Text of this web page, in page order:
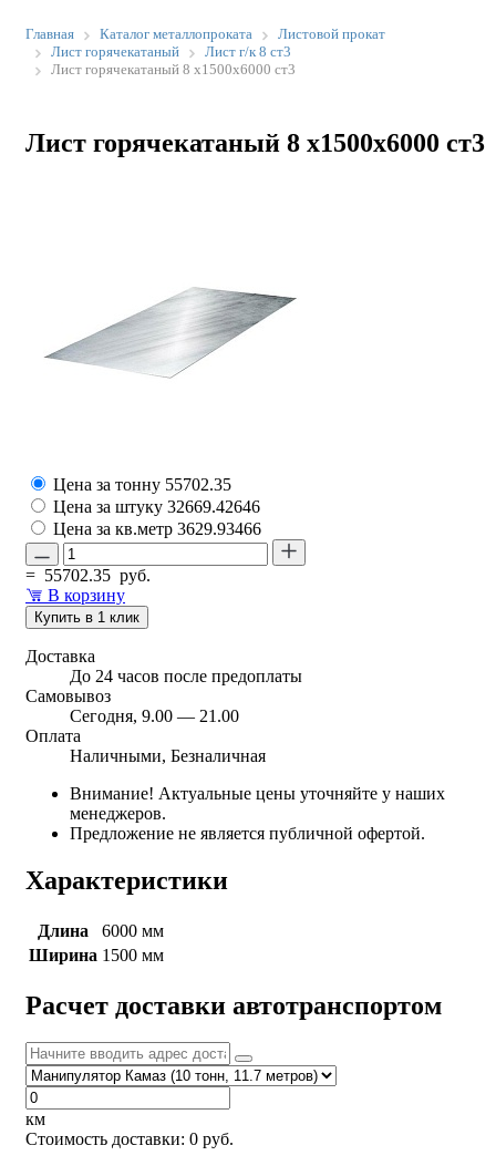
Главная Каталог металлопроката
Листовой прокат
Лист горячекатаный
Лист г/к 8 ст3
Лист горячекатаный 8 х1500х6000 ст3
Лист горячекатаный 8 х1500х6000 ст3
Цена за тонну 55702.35
Цена за штуку 32669.42646
Цена за кв.метр 3629.93466
= 55702.35 руб.
В корзину
Купить в 1 клик
Доставка
До 24 часов после предоплаты
Самовывоз
Сегодня, 9.00 — 21.00
Оплата
Наличными, Безналичная
Внимание! Актуальные цены уточняйте у наших
менеджеров.
Предложение не является публичной офертой.
Характеристики
Длина
6000 мм
Ширина 1500 мм
Расчет доставки автотранспортом
км
Стоимость доставки: 0 руб.